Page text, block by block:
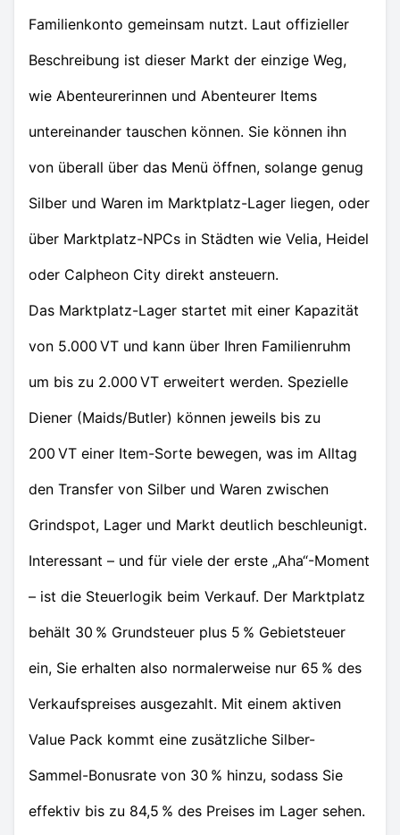
Familienkonto gemeinsam nutzt. Laut offizieller
Beschreibung ist dieser Markt der einzige Weg,
wie Abenteurerinnen und Abenteurer Items
untereinander tauschen können. Sie können ihn
von überall über das Menü öffnen, solange genug
Silber und Waren im Marktplatz-Lager liegen, oder
über Marktplatz-NPCs in Städten wie Velia, Heidel
oder Calpheon City direkt ansteuern.
Das Marktplatz-Lager startet mit einer Kapazität
von 5.000 VT und kann über Ihren Familienruhm
um bis zu 2.000 VT erweitert werden. Spezielle
Diener (Maids/Butler) können jeweils bis zu
200 VT einer Item-Sorte bewegen, was im Alltag
den Transfer von Silber und Waren zwischen
Grindspot, Lager und Markt deutlich beschleunigt.
Interessant – und für viele der erste „Aha“-Moment
– ist die Steuerlogik beim Verkauf. Der Marktplatz
behält 30 % Grundsteuer plus 5 % Gebietsteuer
ein, Sie erhalten also normalerweise nur 65 % des
Verkaufspreises ausgezahlt. Mit einem aktiven
Value Pack kommt eine zusätzliche Silber-
Sammel-Bonusrate von 30 % hinzu, sodass Sie
effektiv bis zu 84,5 % des Preises im Lager sehen.